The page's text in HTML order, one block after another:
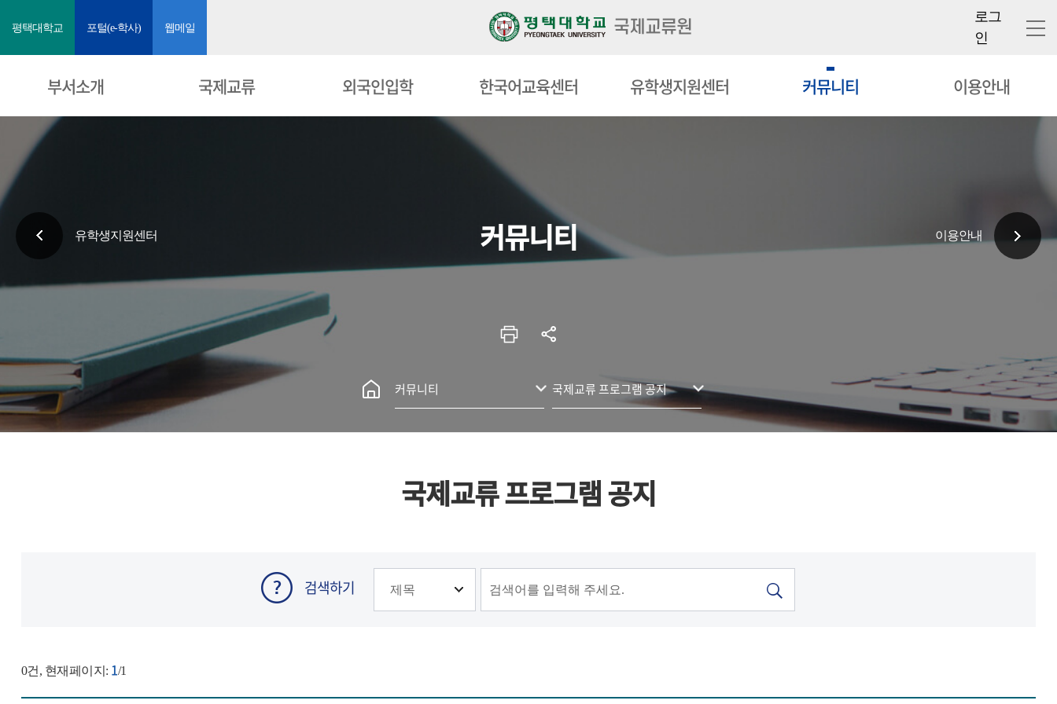
평택대학교 포털(e-학사) 웹메일 국제교류원
로그
인
부서소개 국제교류 외국인입학 한국어교육센터 유학생지원센터 커뮤니티 이용안내
유학생지원센터 이용안내
커뮤니티
커뮤니티 국제교류 프로그램 공지
국제교류 프로그램 공지
검색하기
0건, 현재페이지: 1/1